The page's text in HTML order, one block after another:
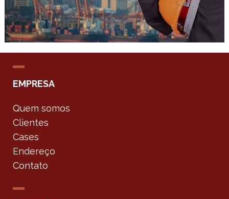
EMPRESA
Quem somos
Clientes
Cases
Endereço
Contato